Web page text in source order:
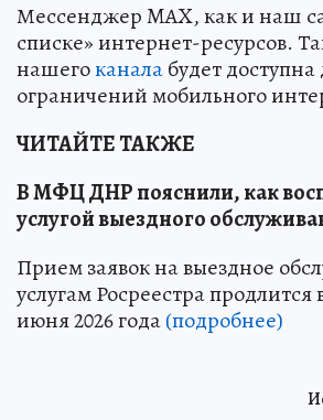
Мессенджер MAX, как и наш
списке» интернет-ресурсов.
нашегоканалабудет
ограничений мобильного
ЧИТАЙТЕ ТАКЖЕ
В МФЦ ДНР пояснили, как
услугой выездного
Прием заявок на выездное
услугам Росреестра
июня 2026 года(подробнее)